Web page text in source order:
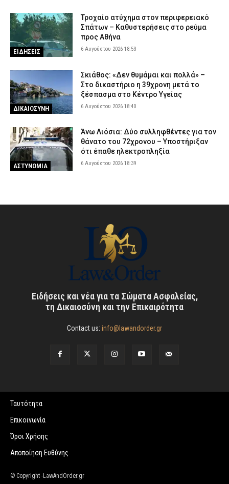
ΕΙΔΗΣΕΙΣ
Τροχαίο ατύχημα στον περιφερειακό
Σπάτων – Καθυστερήσεις στο ρεύμα
προς Αθήνα
6 Αυγούστου 2026 18:53
ΔΙΚΑΙΟΣΥΝΗ
Σκιάθος: «Δεν θυμάμαι και πολλά» –
Στο δικαστήριο η 39χρονη μετά το
ξέσπασμα στο Κέντρο Υγείας
6 Αυγούστου 2026 18:40
ΑΣΤΥΝΟΜΙΑ
Άνω Λιόσια: Δύο συλληφθέντες για τον
θάνατο του 72χρονου – Υποστήριξαν
ότι έπαθε ηλεκτροπληξία
6 Αυγούστου 2026 18:39
Ειδήσεις και νέα για τα Σώματα Ασφαλείας,
τη Δικαιοσύνη και την Επικαιρότητα
Contact us: info@lawandorder.gr
Ταυτότητα
Επικοινωνία
Όροι Χρήσης
Αποποίηση Ευθύνης
© Copyright -LawAndOrder.gr